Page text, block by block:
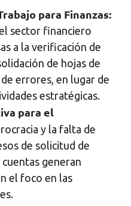
para Finanzas:
sector financiero
a la verificación de
de hojas de
errores, en lugar de
estratégicas.
para el
y la falta de
de solicitud de
generan
el foco en las